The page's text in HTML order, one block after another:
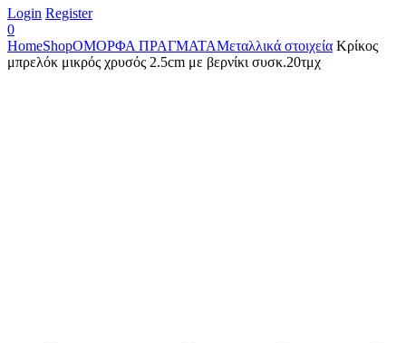
Login Register
0
HomeShopΟΜΟΡΦΑ ΠΡΑΓΜΑΤΑΜεταλλικά στοιχεία Κρίκος
μπρελόκ μικρός χρυσός 2.5cm με βερνίκι συσκ.20τμχ